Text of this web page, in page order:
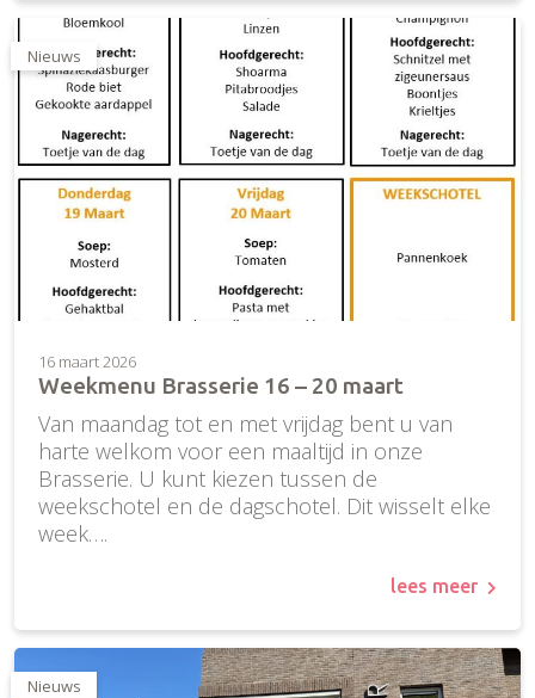
Nieuws
16 maart 2026
Weekmenu Brasserie 16 – 20 maart
Van maandag tot en met vrijdag bent u van
harte welkom voor een maaltijd in onze
Brasserie. U kunt kiezen tussen de
weekschotel en de dagschotel. Dit wisselt elke
week….
lees meer
Nieuws